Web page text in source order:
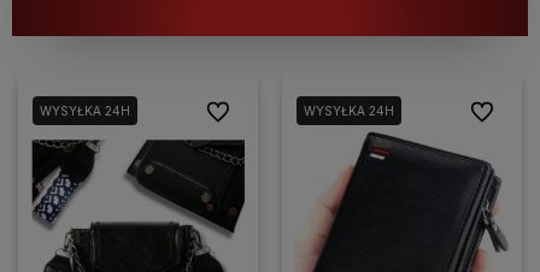
WYSYŁKA 24H Do ulubionychWYSYŁKA 24H Do